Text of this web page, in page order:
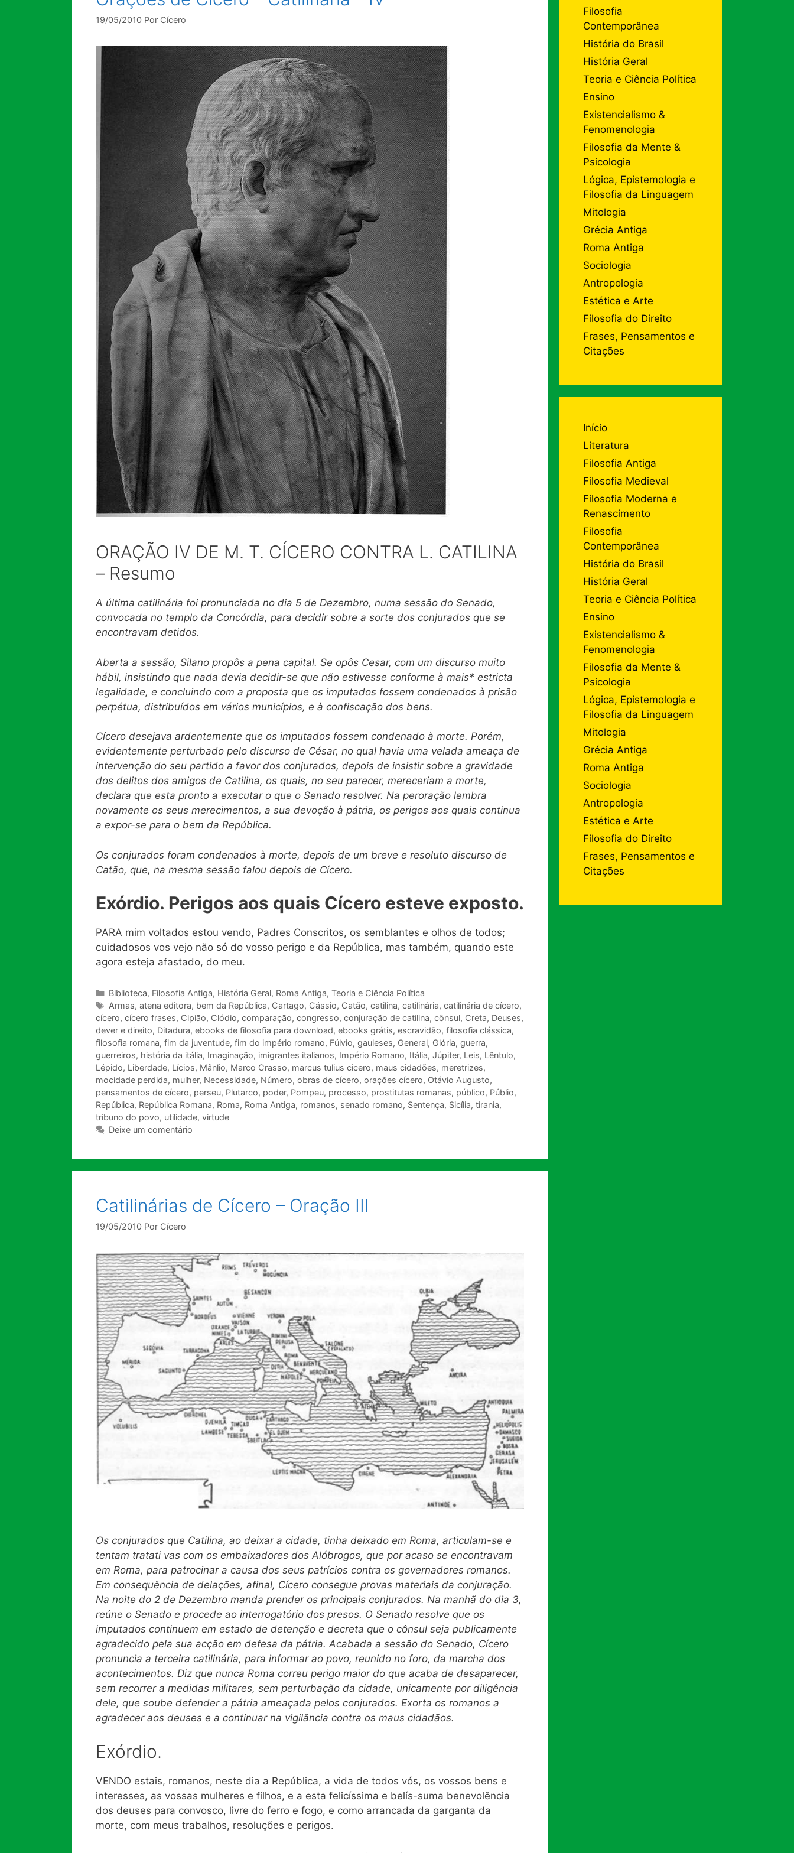
19/05/2010 Por Cícero
ORAÇÃO IV DE M. T. CÍCERO CONTRA L. CATILINA
– Resumo
A última catilinária foi pronunciada no dia 5 de Dezembro, numa sessão do Senado,
convocada no templo da Concórdia, para decidir sobre a sorte dos conjurados que se
encontravam detidos.
Aberta a sessão, Silano propôs a pena capital. Se opôs Cesar, com um discurso muito
hábil, insistindo que nada devia decidir-se que não estivesse conforme à mais* estricta
legalidade, e concluindo com a proposta que os imputados fossem condenados à prisão
perpétua, distribuídos em vários municípios, e à confiscação dos bens.
Cícero desejava ardentemente que os imputados fossem condenado à morte. Porém,
evidentemente perturbado pelo discurso de César, no qual havia uma velada ameaça de
intervenção do seu partido a favor dos conjurados, depois de insistir sobre a gravidade
dos delitos dos amigos de Catilina, os quais, no seu parecer, mereceriam a morte,
declara que esta pronto a executar o que o Senado resolver. Na peroração lembra
novamente os seus merecimentos, a sua devoção à pátria, os perigos aos quais continua
a expor-se para o bem da República.
Os conjurados foram condenados à morte, depois de um breve e resoluto discurso de
Catão, que, na mesma sessão falou depois de Cícero.
Exórdio. Perigos aos quais Cícero esteve exposto.
PARA mim voltados estou vendo, Padres Conscritos, os semblantes e olhos de todos;
cuidadosos vos vejo não só do vosso perigo e da República, mas também, quando este
agora esteja afastado, do meu.
Categorias
Biblioteca, Filosofia Antiga, História Geral, Roma Antiga, Teoria e Ciência Política
Tags
Armas, atena editora, bem da República, Cartago, Cássio, Catão, catilina, catilinária, catilinária de cícero,
cícero, cícero frases, Cipião, Clódio, comparação, congresso, conjuração de catilina, cônsul, Creta, Deuses,
dever e direito, Ditadura, ebooks de filosofia para download, ebooks grátis, escravidão, filosofia clássica,
filosofia romana, fim da juventude, fim do império romano, Fúlvio, gauleses, General, Glória, guerra,
guerreiros, história da itália, Imaginação, imigrantes italianos, Império Romano, Itália, Júpiter, Leis, Lêntulo,
Lépido, Liberdade, Lícios, Mânlio, Marco Crasso, marcus tulius cicero, maus cidadões, meretrizes,
mocidade perdida, mulher, Necessidade, Número, obras de cícero, orações cícero, Otávio Augusto,
pensamentos de cícero, perseu, Plutarco, poder, Pompeu, processo, prostitutas romanas, público, Públio,
República, República Romana, Roma, Roma Antiga, romanos, senado romano, Sentença, Sicília, tirania,
tribuno do povo, utilidade, virtude
Deixe um comentário
Catilinárias de Cícero – Oração III
19/05/2010 Por Cícero
Os conjurados que Catilina, ao deixar a cidade, tinha deixado em Roma, articulam-se e
tentam tratati vas com os embaixadores dos Alóbrogos, que por acaso se encontravam
em Roma, para patrocinar a causa dos seus patrícios contra os governadores romanos.
Em consequência de delações, afinal, Cícero consegue provas materiais da conjuração.
Na noite do 2 de Dezembro manda prender os principais conjurados. Na manhã do dia 3,
reúne o Senado e procede ao interrogatório dos presos. O Senado resolve que os
imputados continuem em estado de detenção e decreta que o cônsul seja publicamente
agradecido pela sua acção em defesa da pátria. Acabada a sessão do Senado, Cícero
pronuncia a terceira catilinária, para informar ao povo, reunido no foro, da marcha dos
acontecimentos. Diz que nunca Roma correu perigo maior do que acaba de desaparecer,
sem recorrer a medidas militares, sem perturbação da cidade, unicamente por diligência
dele, que soube defender a pátria ameaçada pelos conjurados. Exorta os romanos a
agradecer aos deuses e a continuar na vigilância contra os maus cidadãos.
Exórdio.
VENDO estais, romanos, neste dia a República, a vida de todos vós, os vossos bens e
interesses, as vossas mulheres e filhos, e a esta felicíssima e belís-suma benevolência
dos deuses para convosco, livre do ferro e fogo, e como arrancada da garganta da
morte, com meus trabalhos, resoluções e perigos.
Filosofia
Contemporânea
História do Brasil
História Geral
Teoria e Ciência Política
Ensino
Existencialismo &
Fenomenologia
Filosofia da Mente &
Psicologia
Lógica, Epistemologia e
Filosofia da Linguagem
Mitologia
Grécia Antiga
Roma Antiga
Sociologia
Antropologia
Estética e Arte
Filosofia do Direito
Frases, Pensamentos e
Citações
Início
Literatura
Filosofia Antiga
Filosofia Medieval
Filosofia Moderna e
Renascimento
Filosofia
Contemporânea
História do Brasil
História Geral
Teoria e Ciência Política
Ensino
Existencialismo &
Fenomenologia
Filosofia da Mente &
Psicologia
Lógica, Epistemologia e
Filosofia da Linguagem
Mitologia
Grécia Antiga
Roma Antiga
Sociologia
Antropologia
Estética e Arte
Filosofia do Direito
Frases, Pensamentos e
Citações